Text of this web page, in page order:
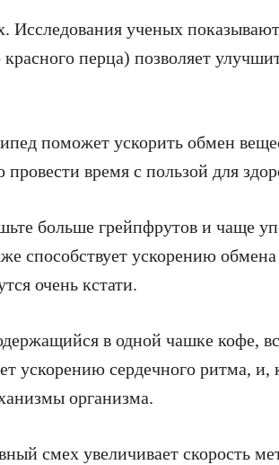
Исследования ученых
перца) позволяет
поможет ускорить обмен
провести время с пользой для
больше грейпфрутов и чаще
способствует ускорению
очень кстати.
в одной чашке кофе,
ускорению сердечного ритма, и,
организма.
смех увеличивает скорость